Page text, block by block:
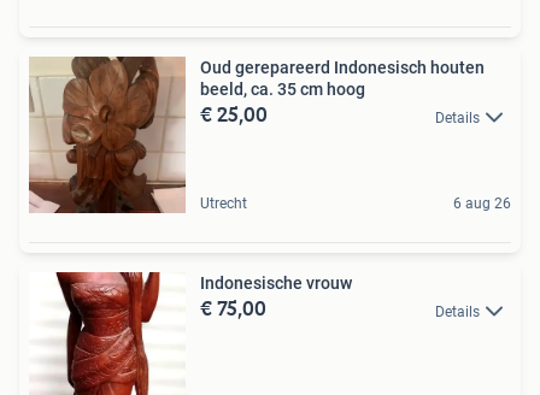
Oud gerepareerd Indonesisch houten
beeld, ca. 35 cm hoog
€ 25,00 Details
Utrecht 6 aug 26
Indonesische vrouw
€ 75,00 Details